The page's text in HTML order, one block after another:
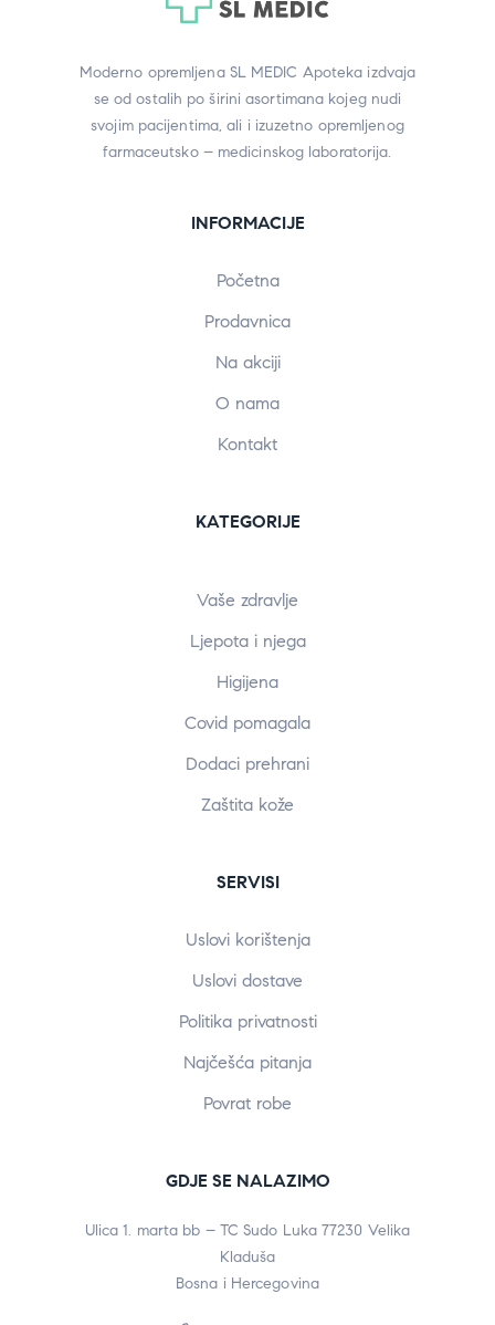
Moderno opremljena SL MEDIC Apoteka izdvaja
se od ostalih po širini asortimana kojeg nudi
svojim pacijentima, ali i izuzetno opremljenog
farmaceutsko – medicinskog laboratorija.
INFORMACIJE
Početna
Prodavnica
Na akciji
O nama
Kontakt
KATEGORIJE
Vaše zdravlje
Ljepota i njega
Higijena
Covid pomagala
Dodaci prehrani
Zaštita kože
SERVISI
Uslovi korištenja
Uslovi dostave
Politika privatnosti
Najčešća pitanja
Povrat robe
GDJE SE NALAZIMO
Ulica 1. marta bb – TC Sudo Luka 77230 Velika
Kladuša
Bosna i Hercegovina